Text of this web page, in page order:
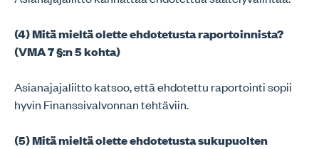
(4) Mitä mieltä olette ehdotetusta raportoinnista?
(VMA 7 §:n 5 kohta)
Asianajajaliitto katsoo, että ehdotettu raportointi sopii
hyvin Finanssivalvonnan tehtäviin.
(5) Mitä mieltä olette ehdotetusta sukupuolten